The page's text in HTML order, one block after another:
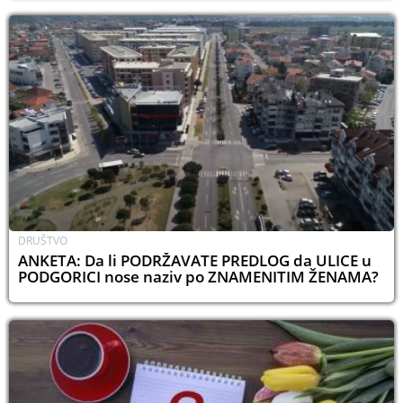
DRUŠTVO
ANKETA: Da li PODRŽAVATE PREDLOG da ULICE u
PODGORICI nose naziv po ZNAMENITIM ŽENAMA?